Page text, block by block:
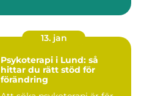
13. jan
Psykoterapi i Lund: så
hittar du rätt stöd för
förändring